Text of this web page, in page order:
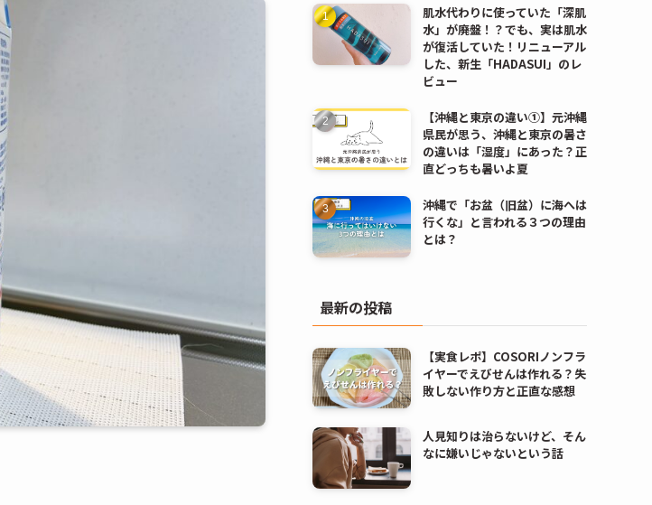
肌水代わりに使っていた「深肌
水」が廃盤！？でも、実は肌水
が復活していた！リニューアル
した、新生「HADASUI」のレ
ビュー
【沖縄と東京の違い①】元沖縄
県民が思う、沖縄と東京の暑さ
の違いは「湿度」にあった？正
直どっちも暑いよ夏
沖縄で「お盆（旧盆）に海へは
行くな」と言われる３つの理由
とは？
最新の投稿
【実食レポ】COSORIノンフラ
イヤーでえびせんは作れる？失
敗しない作り方と正直な感想
人見知りは治らないけど、そん
なに嫌いじゃないという話